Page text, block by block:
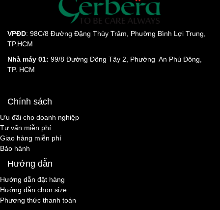
VPĐD: 98C/8 Đường Đặng Thùy Trâm, Phường Bình Lợi Trung,
TP.HCM
Nhà máy 01: 99/8 Đường Đông Tây 2, Phường An Phú Đông,
TP. HCM
Chính sách
Ưu đãi cho doanh nghiệp
Tư vấn miễn phí
Giao hàng miễn phí
Bảo hành
Hướng dẫn
Hướng dẫn đặt hàng
Hướng dẫn chọn size
Phương thức thanh toán